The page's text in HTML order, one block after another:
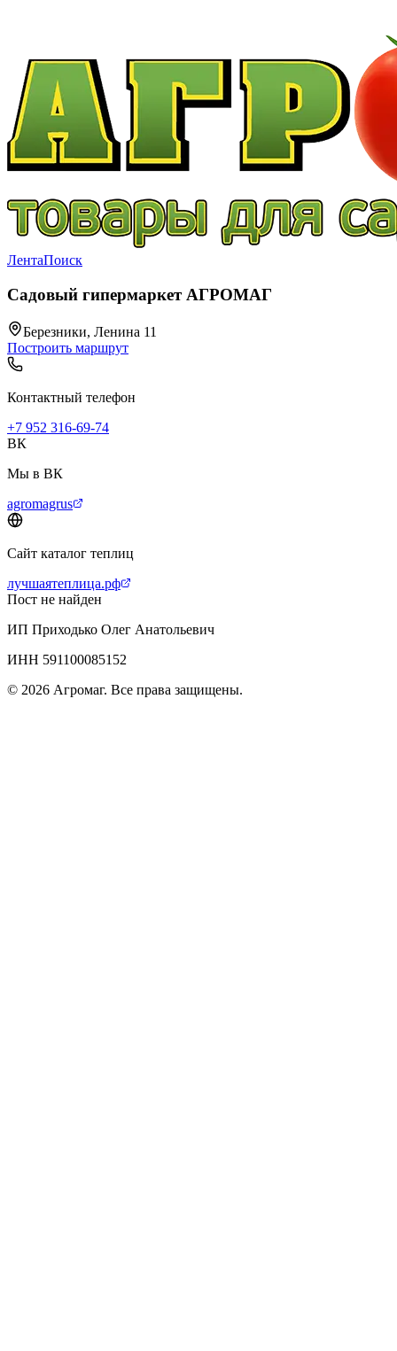
ЛентаПоиск
Садовый гипермаркет АГРОМАГ
Березники, Ленина 11
Построить маршрут
Контактный телефон
+7 952 316-69-74
ВК
Мы в ВК
agromagrus
Сайт каталог теплиц
лучшаятеплица.рф
Пост не найден
ИП Приходько Олег Анатольевич
ИНН 591100085152
© 2026 Агромаг. Все права защищены.